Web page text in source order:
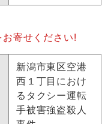
寄せください!
新潟市東区空港
西１丁目におけ
るタクシー運転
手被害強盗殺人